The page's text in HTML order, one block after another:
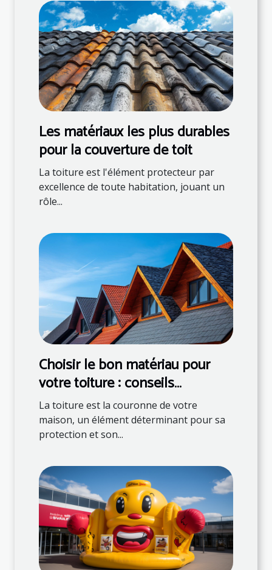
Les matériaux les plus durables
pour la couverture de toit
La toiture est l'élément protecteur par
excellence de toute habitation, jouant un
rôle...
Choisir le bon matériau pour
votre toiture : conseils
d'experts
La toiture est la couronne de votre
maison, un élément déterminant pour sa
protection et son...